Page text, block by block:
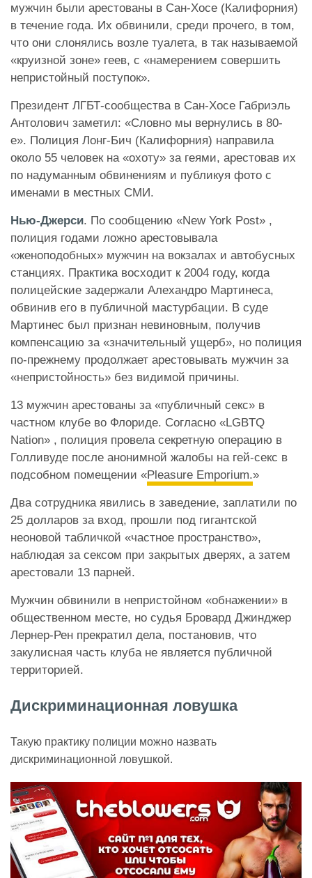
мужчин были арестованы в Сан-Хосе (Калифорния)
в течение года. Их обвинили, среди прочего, в том,
что они слонялись возле туалета, в так называемой
«круизной зоне» геев, с «намерением совершить
непристойный поступок».
Президент ЛГБТ-сообщества в Сан-Хосе Габриэль
Антолович заметил: «Словно мы вернулись в 80-
е». Полиция Лонг-Бич (Калифорния) направила
около 55 человек на «охоту» за геями, арестовав их
по надуманным обвинениям и публикуя фото с
именами в местных СМИ.
Нью-Джерси. По сообщению «New York Post» ,
полиция годами ложно арестовывала
«женоподобных» мужчин на вокзалах и автобусных
станциях. Практика восходит к 2004 году, когда
полицейские задержали Алехандро Мартинеса,
обвинив его в публичной мастурбации. В суде
Мартинес был признан невиновным, получив
компенсацию за «значительный ущерб», но полиция
по-прежнему продолжает арестовывать мужчин за
«непристойность» без видимой причины.
13 мужчин арестованы за «публичный секс» в
частном клубе во Флориде. Согласно «LGBTQ
Nation» , полиция провела секретную операцию в
Голливуде после анонимной жалобы на гей-секс в
подсобном помещении «Pleasure Emporium.»
Два сотрудника явились в заведение, заплатили по
25 долларов за вход, прошли под гигантской
неоновой табличкой «частное пространство»,
наблюдая за сексом при закрытых дверях, а затем
арестовали 13 парней.
Мужчин обвинили в непристойном «обнажении» в
общественном месте, но судья Бровард Джинджер
Лернер-Рен прекратил дела, постановив, что
закулисная часть клуба не является публичной
территорией.
Дискриминационная ловушка
Такую практику полиции можно назвать
дискриминационной ловушкой.